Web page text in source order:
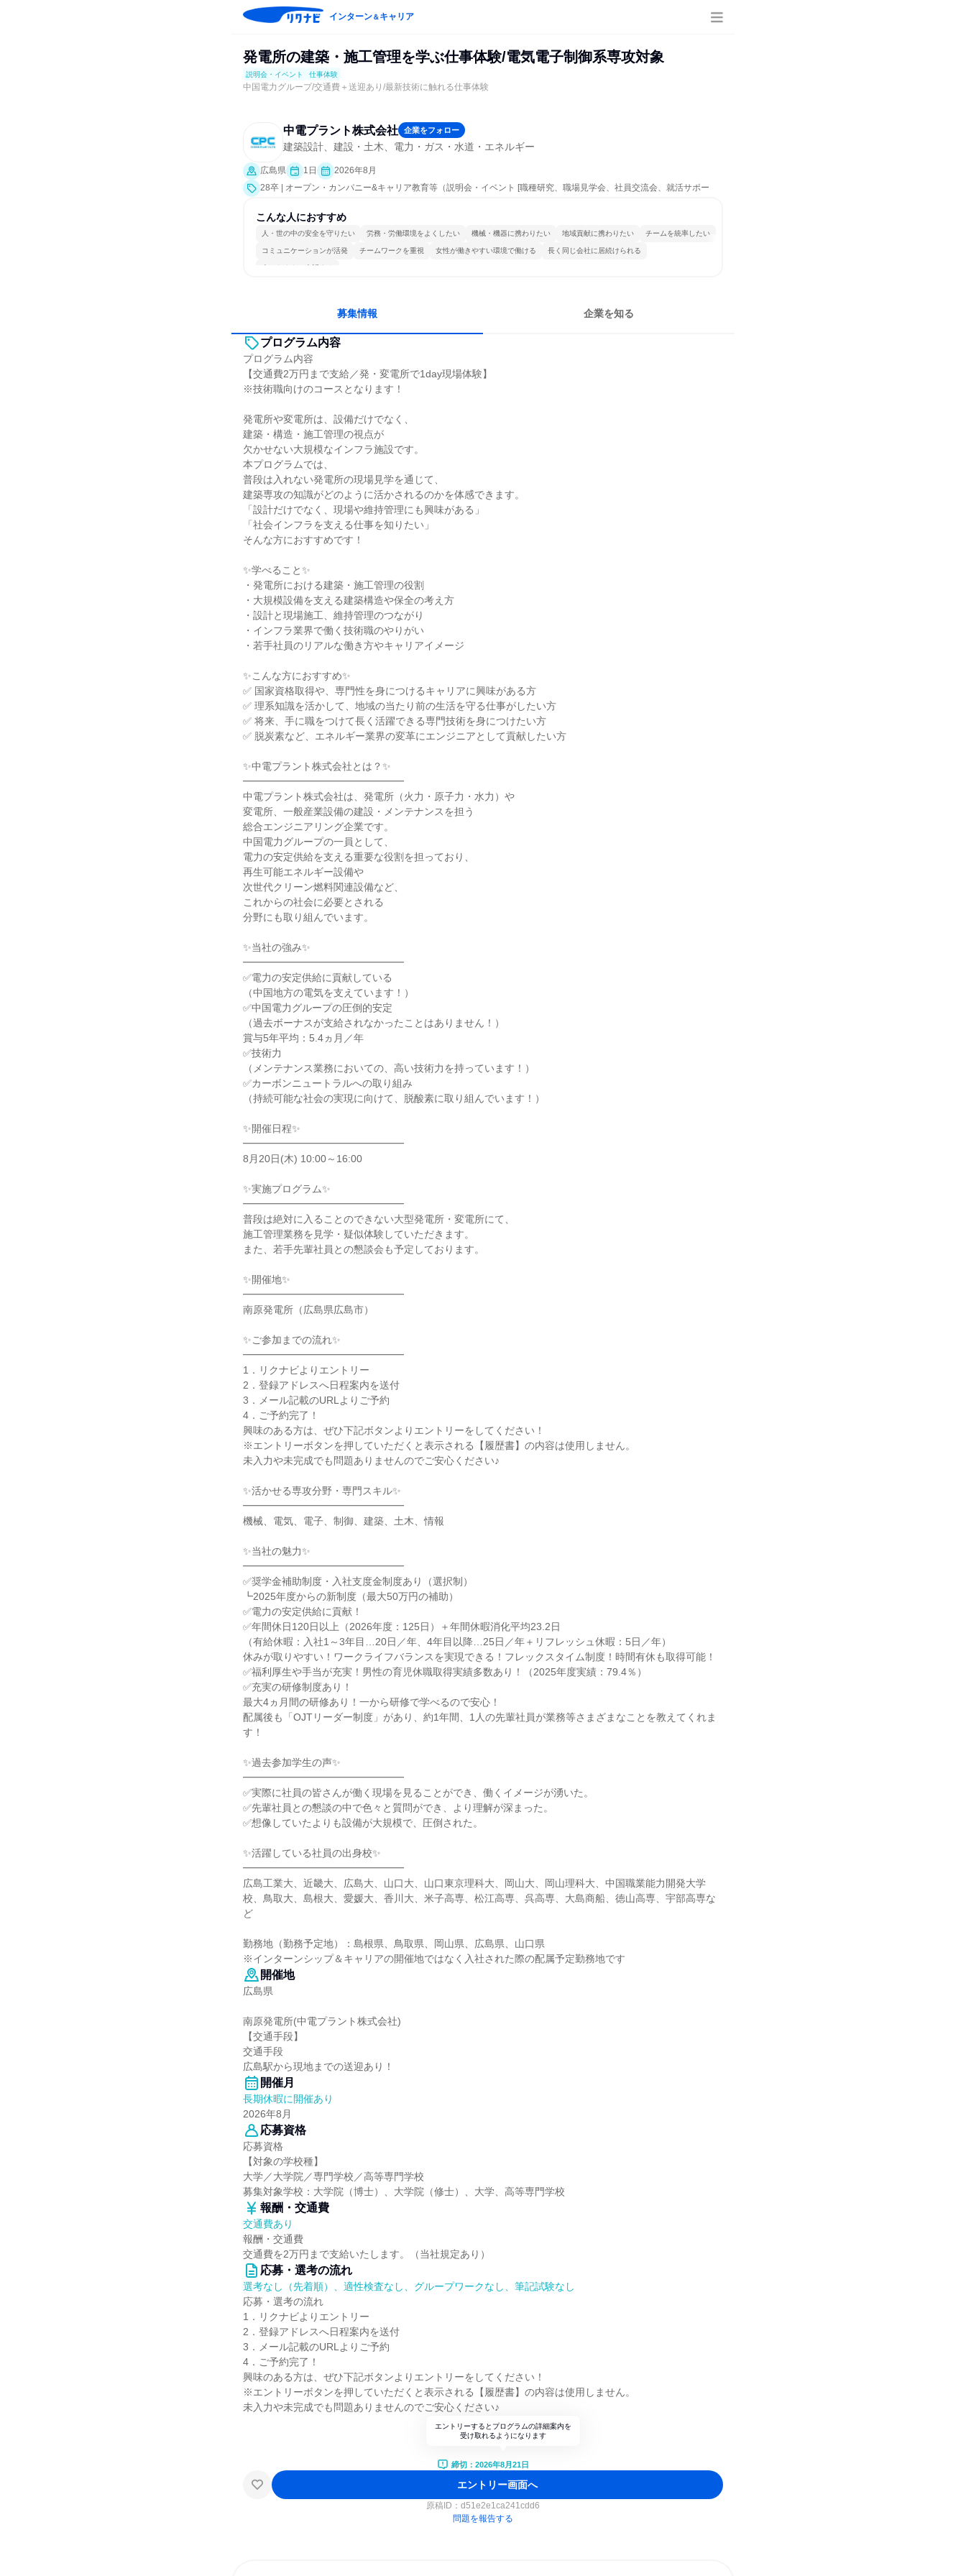
インターン＆キャリア
発電所の建築・施工管理を学ぶ仕事体験/電気電子制御系専攻対象
説明会・イベント 仕事体験
中国電力グループ/交通費＋送迎あり/最新技術に触れる仕事体験
中電プラント株式会社 企業をフォロー
建築設計、建設・土木、電力・ガス・水道・エネルギー
広島県 1日
2026年8月
28卒 | オープン・カンパニー&キャリア教育等（説明会・イベント [職種研究、職場見学会、社員交流会、就活サポー
こんな人におすすめ
人・世の中の安全を守りたい 労務・労働環境をよくしたい 機械・機器に携わりたい 地域貢献に携わりたい チームを統率したい
コミュニケーションが活発 チームワークを重視 女性が働きやすい環境で働ける 長く同じ会社に居続けられる
人とたくさん会話する
募集情報 企業を知る
プログラム内容
プログラム内容
【交通費2万円まで支給／発・変電所で1day現場体験】
※技術職向けのコースとなります！
発電所や変電所は、設備だけでなく、
建築・構造・施工管理の視点が
欠かせない大規模なインフラ施設です。
本プログラムでは、
普段は入れない発電所の現場見学を通じて、
建築専攻の知識がどのように活かされるのかを体感できます。
「設計だけでなく、現場や維持管理にも興味がある」
「社会インフラを支える仕事を知りたい」
そんな方におすすめです！
✨学べること✨
・発電所における建築・施工管理の役割
・大規模設備を支える建築構造や保全の考え方
・設計と現場施工、維持管理のつながり
・インフラ業界で働く技術職のやりがい
・若手社員のリアルな働き方やキャリアイメージ
✨こんな方におすすめ✨
✅ 国家資格取得や、専門性を身につけるキャリアに興味がある方
✅ 理系知識を活かして、地域の当たり前の生活を守る仕事がしたい方
✅ 将来、手に職をつけて長く活躍できる専門技術を身につけたい方
✅ 脱炭素など、エネルギー業界の変革にエンジニアとして貢献したい方
✨中電プラント株式会社とは？✨
━━━━━━━━━━━━━━━━
中電プラント株式会社は、発電所（火力・原子力・水力）や
変電所、一般産業設備の建設・メンテナンスを担う
総合エンジニアリング企業です。
中国電力グループの一員として、
電力の安定供給を支える重要な役割を担っており、
再生可能エネルギー設備や
次世代クリーン燃料関連設備など、
これからの社会に必要とされる
分野にも取り組んでいます。
✨当社の強み✨
━━━━━━━━━━━━━━━━
✅電力の安定供給に貢献している
（中国地方の電気を支えています！）
✅中国電力グループの圧倒的安定
（過去ボーナスが支給されなかったことはありません！）
賞与5年平均：5.4ヵ月／年
✅技術力
（メンテナンス業務においての、高い技術力を持っています！）
✅カーボンニュートラルへの取り組み
（持続可能な社会の実現に向けて、脱酸素に取り組んでいます！）
✨開催日程✨
━━━━━━━━━━━━━━━━
8月20日(木) 10:00～16:00
✨実施プログラム✨
━━━━━━━━━━━━━━━━
普段は絶対に入ることのできない大型発電所・変電所にて、
施工管理業務を見学・疑似体験していただきます。
また、若手先輩社員との懇談会も予定しております。
✨開催地✨
━━━━━━━━━━━━━━━━
南原発電所（広島県広島市）
✨ご参加までの流れ✨
━━━━━━━━━━━━━━━━
1．リクナビよりエントリー
2．登録アドレスへ日程案内を送付
3．メール記載のURLよりご予約
4．ご予約完了！
興味のある方は、ぜひ下記ボタンよりエントリーをしてください！
※エントリーボタンを押していただくと表示される【履歴書】の内容は使用しません。
未入力や未完成でも問題ありませんのでご安心ください♪
✨活かせる専攻分野・専門スキル✨
━━━━━━━━━━━━━━━━
機械、電気、電子、制御、建築、土木、情報
✨当社の魅力✨
━━━━━━━━━━━━━━━━
✅奨学金補助制度・入社支度金制度あり（選択制）
┗2025年度からの新制度（最大50万円の補助）
✅電力の安定供給に貢献！
✅年間休日120日以上（2026年度：125日）＋年間休暇消化平均23.2日
（有給休暇：入社1～3年目…20日／年、4年目以降…25日／年＋リフレッシュ休暇：5日／年）
休みが取りやすい！ワークライフバランスを実現できる！フレックスタイム制度！時間有休も取得可能！
✅福利厚生や手当が充実！男性の育児休職取得実績多数あり！（2025年度実績：79.4％）
✅充実の研修制度あり！
最大4ヵ月間の研修あり！一から研修で学べるので安心！
配属後も「OJTリーダー制度」があり、約1年間、1人の先輩社員が業務等さまざまなことを教えてくれま
す！
✨過去参加学生の声✨
━━━━━━━━━━━━━━━━
✅実際に社員の皆さんが働く現場を見ることができ、働くイメージが湧いた。
✅先輩社員との懇談の中で色々と質問ができ、より理解が深まった。
✅想像していたよりも設備が大規模で、圧倒された。
✨活躍している社員の出身校✨
━━━━━━━━━━━━━━━━
広島工業大、近畿大、広島大、山口大、山口東京理科大、岡山大、岡山理科大、中国職業能力開発大学
校、鳥取大、島根大、愛媛大、香川大、米子高専、松江高専、呉高専、大島商船、徳山高専、宇部高専な
ど
勤務地（勤務予定地）：島根県、鳥取県、岡山県、広島県、山口県
※インターンシップ＆キャリアの開催地ではなく入社された際の配属予定勤務地です
開催地
広島県
南原発電所(中電プラント株式会社)
【交通手段】
交通手段
広島駅から現地までの送迎あり！
開催月
長期休暇に開催あり
2026年8月
応募資格
応募資格
【対象の学校種】
大学／大学院／専門学校／高等専門学校
募集対象学校：大学院（博士）、大学院（修士）、大学、高等専門学校
報酬・交通費
交通費あり
報酬・交通費
交通費を2万円まで支給いたします。（当社規定あり）
応募・選考の流れ
選考なし（先着順）、適性検査なし、グループワークなし、筆記試験なし
応募・選考の流れ
1．リクナビよりエントリー
2．登録アドレスへ日程案内を送付
3．メール記載のURLよりご予約
4．ご予約完了！
興味のある方は、ぜひ下記ボタンよりエントリーをしてください！
※エントリーボタンを押していただくと表示される【履歴書】の内容は使用しません。
未入力や未完成でも問題ありませんのでご安心ください♪
エントリーするとプログラムの詳細案内を
受け取れるようになります
締切：2026年8月21日
エントリー画面へ
原稿ID： d51e2e1ca241cdd6
問題を報告する